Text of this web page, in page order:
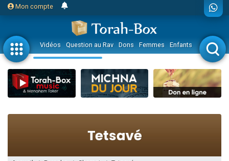
Mon compte
Vidéos Question au Rav Dons Femmes Enfants Etude sur